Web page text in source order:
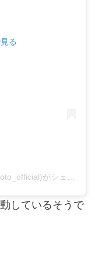
る
岩本樹起 (Itsuki Iwamoto)(@itsuki_iwamoto_official)がシェアした投稿
しているそうで